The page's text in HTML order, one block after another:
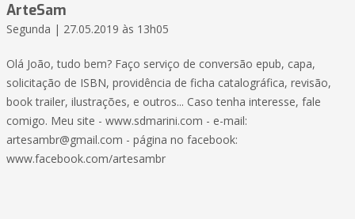
ArteSam
Segunda | 27.05.2019 às 13h05
Olá João, tudo bem? Faço serviço de conversão epub, capa,
solicitação de ISBN, providência de ficha catalográfica, revisão,
book trailer, ilustrações, e outros... Caso tenha interesse, fale
comigo. Meu site - www.sdmarini.com - e-mail:
artesambr@gmail.com - página no facebook:
www.facebook.com/artesambr